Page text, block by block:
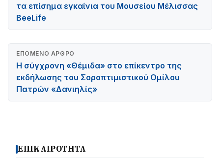
τα επίσημα εγκαίνια του Μουσείου Μέλισσας
BeeLife
ΕΠΌΜΕΝΟ ΆΡΘΡΟ
Η σύγχρονη «Θέμιδα» στο επίκεντρο της
εκδήλωσης του Σοροπτιμιστικού Ομίλου
Πατρών «Δανιηλίς»
ΕΠΙΚΑΙΡΟΤΗΤΑ